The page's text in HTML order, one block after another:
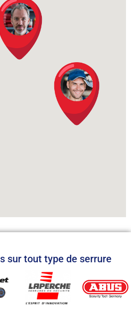
sur tout type de serrure